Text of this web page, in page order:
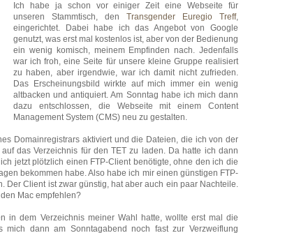
Ich habe ja schon vor einiger Zeit eine Webseite für
unseren Stammtisch, den Transgender Euregio Treff,
eingerichtet. Dabei habe ich das Angebot von Google
genutzt, was erst mal kostenlos ist, aber von der Bedienung
ein wenig komisch, meinem Empfinden nach. Jedenfalls
war ich froh, eine Seite für unsere kleine Gruppe realisiert
zu haben, aber irgendwie, war ich damit nicht zufrieden.
Das Erscheinungsbild wirkte auf mich immer ein wenig
altbacken und antiquiert. Am Sonntag habe ich mich dann
dazu entschlossen, die Webseite mit einem Content
Management System (CMS) neu zu gestalten.
Domainregistrars aktiviert und die Dateien, die ich von der
das Verzeichnis für den TET zu laden. Da hatte ich dann
jetzt plötzlich einen FTP-Client benötigte, ohne den ich die
bekommen habe. Also habe ich mir einen günstigen FTP-
Der Client ist zwar günstig, hat aber auch ein paar Nachteile.
Mac empfehlen?
in dem Verzeichnis meiner Wahl hatte, wollte erst mal die
mich dann am Sonntagabend noch fast zur Verzweiflung